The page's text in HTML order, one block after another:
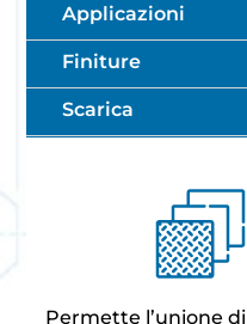
Applicazioni
Finiture
Scarica
Permette l’unione di